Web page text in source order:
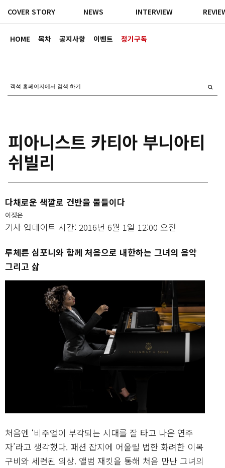
HOME 목차 공지사항 이벤트 정기구독
COVER STORY NEWS INTERVIEW
피아니스트 카티아 부니아티
쉬빌리
다채로운 색깔로 건반을 물들이다
이정은
기사 업데이트 시간: 2016년 6월 1일 12:00 오전
루체른 심포니와 함께 처음으로 내한하는 그녀의 음악
그리고 삶
처음엔 ‘비주얼이 부각되는 시대를 잘 타고 나온 연주
자’라고 생각했다. 패션 잡지에 어울릴 법한 화려한 이목
구비와 세련된 의상. 앨범 재킷을 통해 처음 만난 그녀의